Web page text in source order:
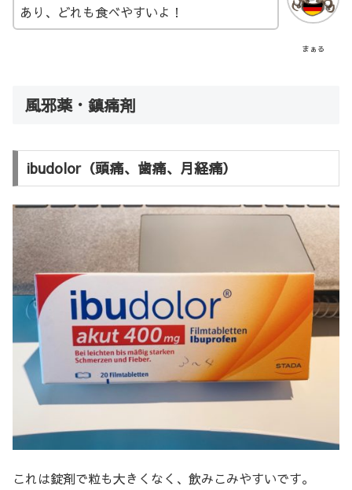
まぁる
あり、どれも食べやすいよ！
風邪薬・鎮痛剤
ibudolor（頭痛、歯痛、月経痛）
これは錠剤で粒も大きくなく、飲みこみやすいです。